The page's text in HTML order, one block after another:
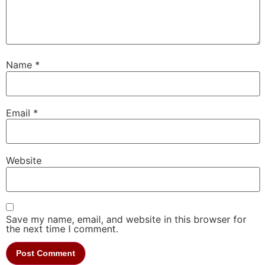
Name *
Email *
Website
Save my name, email, and website in this browser for
the next time I comment.